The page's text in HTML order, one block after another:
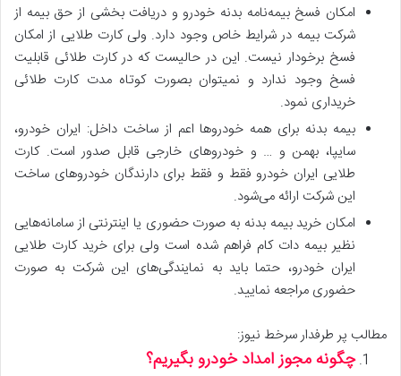
امکان فسخ بیمه‌نامه بدنه خودرو و دریافت بخشی از حق بیمه از
شرکت بیمه در شرایط خاص وجود دارد. ولی کارت طلایی از امکان
فسخ برخودار نیست. این در حالیست که در کارت طلائی قابلیت
فسخ وجود ندارد و نمیتوان بصورت کوتاه مدت کارت طلائی
خریداری نمود.
بیمه بدنه برای همه خودروها اعم از ساخت داخل: ایران خودرو،
سایپا، بهمن و … و خودروهای خارجی قابل صدور است. کارت
طلایی ایران خودرو فقط و فقط برای دارندگان خودروهای ساخت
این شرکت ارائه می‌شود.
امکان خرید بیمه بدنه به صورت حضوری یا اینترنتی از سامانه‌هایی
نظیر بیمه دات کام فراهم شده است ولی برای خرید کارت طلایی
ایران خودرو، حتما باید به نمایندگی‌های این شرکت به صورت
حضوری مراجعه نمایید.
مطالب پر طرفدار سرخط نیوز:
چگونه مجوز امداد خودرو بگیریم؟